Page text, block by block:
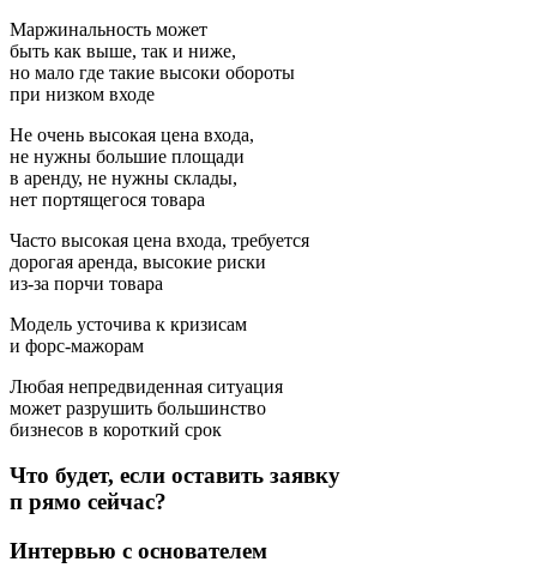
Маржинальность может
быть как выше, так и ниже,
но мало где такие высоки обороты
при низком входе
Не очень высокая цена входа,
не нужны большие площади
в аренду, не нужны склады,
нет портящегося товара
Часто высокая цена входа, требуется
дорогая аренда, высокие риски
из-за порчи товара
Модель усточива к кризисам
и форс-мажорам
Любая непредвиденная ситуация
может разрушить большинство
бизнесов в короткий срок
Что будет, если оставить заявку
п рямо сейчас?
Интервью с основателем